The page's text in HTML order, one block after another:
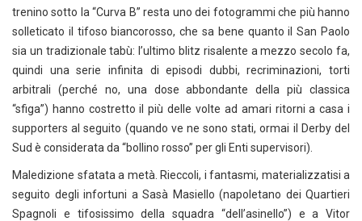
trenino sotto la “Curva B” resta uno dei fotogrammi che più hanno
solleticato il tifoso biancorosso, che sa bene quanto il San Paolo
sia un tradizionale tabù: l’ultimo blitz risalente a mezzo secolo fa,
quindi una serie infinita di episodi dubbi, recriminazioni, torti
arbitrali (perché no, una dose abbondante della più classica
“sfiga”) hanno costretto il più delle volte ad amari ritorni a casa i
supporters al seguito (quando ve ne sono stati, ormai il Derby del
Sud è considerata da “bollino rosso” per gli Enti supervisori).
Maledizione sfatata a metà. Rieccoli, i fantasmi, materializzatisi a
seguito degli infortuni a Sasà Masiello (napoletano dei Quartieri
Spagnoli e tifosissimo della squadra “dell’asinello”) e a Vitor